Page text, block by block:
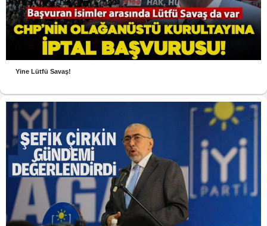
Yine Lütfü Savaş!